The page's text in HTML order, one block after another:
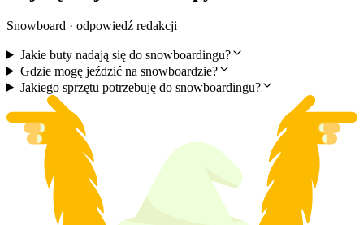
Snowboard · odpowiedź redakcji
Jakie buty nadają się do snowboardingu?
Gdzie mogę jeździć na snowboardzie?
Jakiego sprzętu potrzebuję do snowboardingu?